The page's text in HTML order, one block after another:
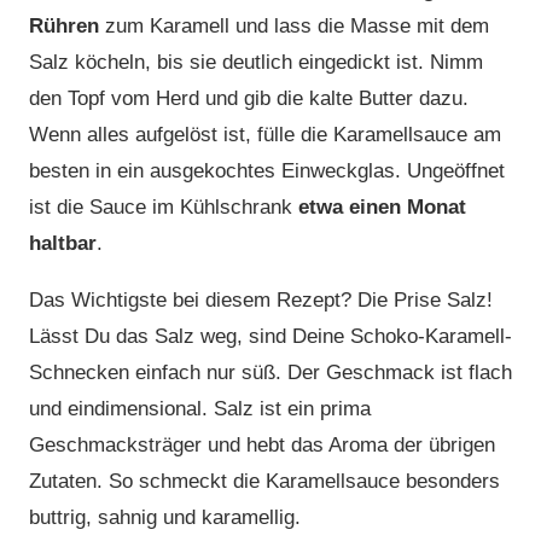
Rühren zum Karamell und lass die Masse mit dem
Salz köcheln, bis sie deutlich eingedickt ist. Nimm
den Topf vom Herd und gib die kalte Butter dazu.
Wenn alles aufgelöst ist, fülle die Karamellsauce am
besten in ein ausgekochtes Einweckglas. Ungeöffnet
ist die Sauce im Kühlschrank etwa einen Monat
haltbar.
Das Wichtigste bei diesem Rezept? Die Prise Salz!
Lässt Du das Salz weg, sind Deine Schoko-Karamell-
Schnecken einfach nur süß. Der Geschmack ist flach
und eindimensional. Salz ist ein prima
Geschmacksträger und hebt das Aroma der übrigen
Zutaten. So schmeckt die Karamellsauce besonders
buttrig, sahnig und karamellig.